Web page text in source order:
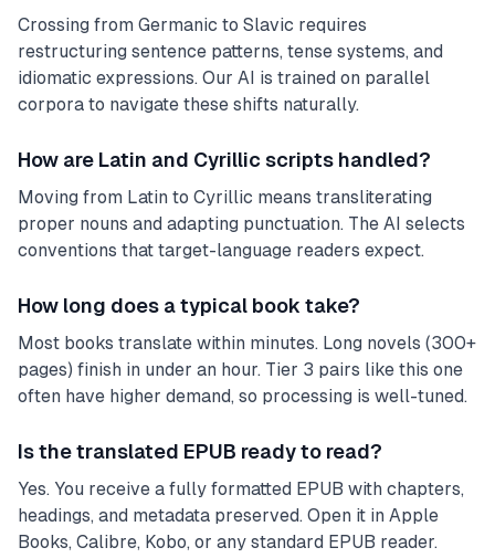
Crossing from Germanic to Slavic requires
restructuring sentence patterns, tense systems, and
idiomatic expressions. Our AI is trained on parallel
corpora to navigate these shifts naturally.
How are Latin and Cyrillic scripts handled?
Moving from Latin to Cyrillic means transliterating
proper nouns and adapting punctuation. The AI selects
conventions that target-language readers expect.
How long does a typical book take?
Most books translate within minutes. Long novels (300+
pages) finish in under an hour. Tier 3 pairs like this one
often have higher demand, so processing is well-tuned.
Is the translated EPUB ready to read?
Yes. You receive a fully formatted EPUB with chapters,
headings, and metadata preserved. Open it in Apple
Books, Calibre, Kobo, or any standard EPUB reader.